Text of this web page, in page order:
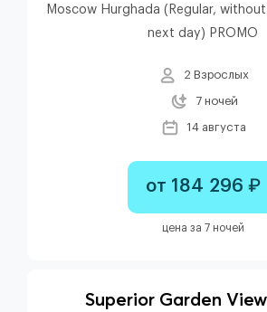
Moscow Hurghada (Regular,
next day) PROMO
2 Взрослых
7 ночей
14 августа
от 184 296 ₽
цена за 7 ночей
Superior Garden